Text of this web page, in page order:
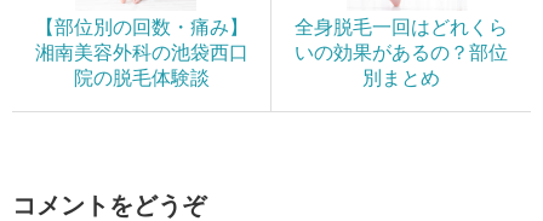
【部位別の回数・痛み】
湘南美容外科の池袋西口
院の脱毛体験談
全身脱毛一回はどれくら
いの効果があるの？部位
別まとめ
コメントをどうぞ